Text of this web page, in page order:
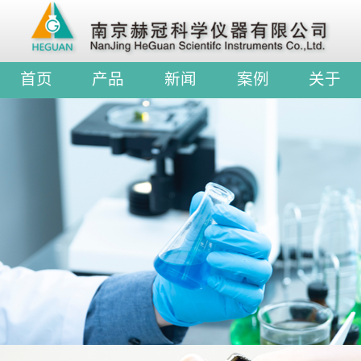
首页 产品 新闻 案例 关于